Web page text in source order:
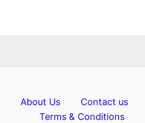
About Us Contact us
Terms & Conditions